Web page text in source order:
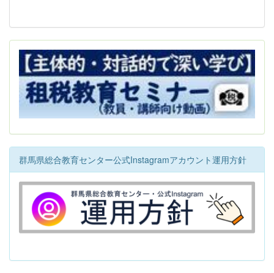
群馬県総合教育センター公式Instagramアカウント運用方針